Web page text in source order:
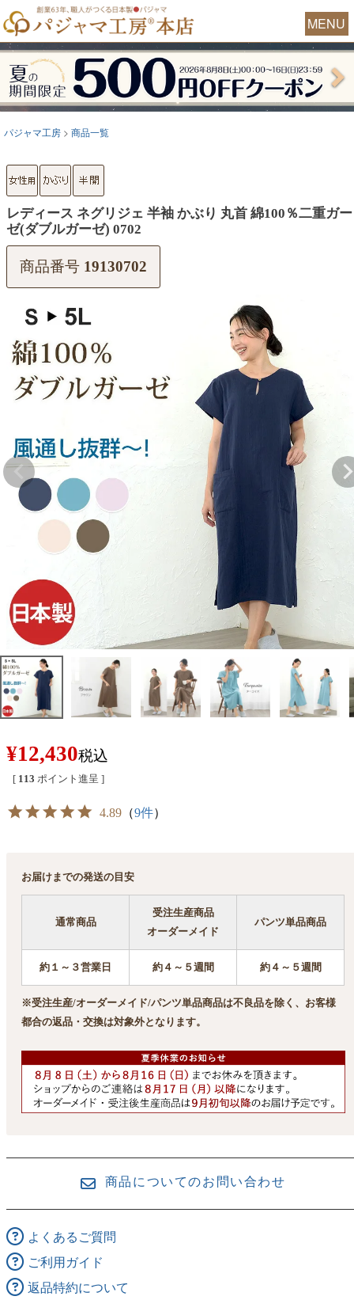
MENU
パジャマ工房 商品一覧
レディース ネグリジェ 半袖 かぶり 丸首 綿100％二重ガー
ゼ(ダブルガーゼ) 0702
商品番号 19130702
¥12,430税込
[ 113 ポイント進呈 ]
4.89 （9件）
お届けまでの発送の目安
通常商品
受注生産商品
オーダーメイド
パンツ単品商品
約１～３営業日 約４～５週間 約４～５週間
※受注生産/オーダーメイド/パンツ単品商品は不良品を除く、お客様
都合の返品・交換は対象外となります。
商品についてのお問い合わせ
よくあるご質問
ご利用ガイド
返品特約について